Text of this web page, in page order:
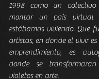
1998 como un
montar un país virtual
estábamos viviendo. Que
artistas, en donde el vivir es
emprendimiento, es
donde se
violetos en arte.